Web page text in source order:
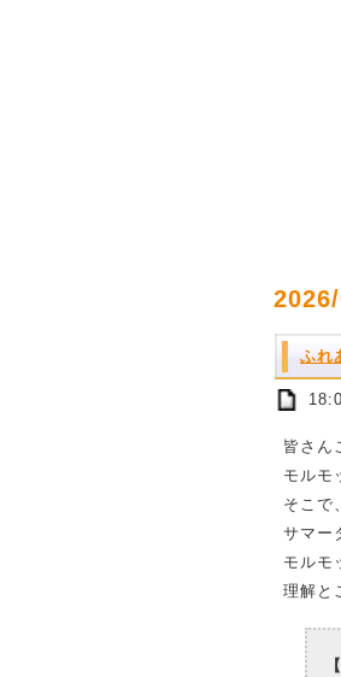
ふれ
皆さん
モルモ
そこで
サマー
モルモ
理解と